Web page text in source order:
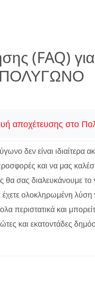
(FAQ)
αποχέτευσης στο
δεν είναι ιδιαίτερα
και να μας
σας διαλευκάνουμε το
ολοκληρωμένη λύση
περιστατικά και
και εκατοντάδες